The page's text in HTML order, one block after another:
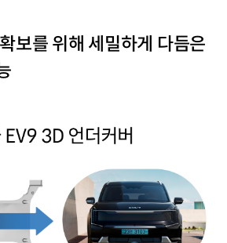
보를 위해 세밀하게 다듬은